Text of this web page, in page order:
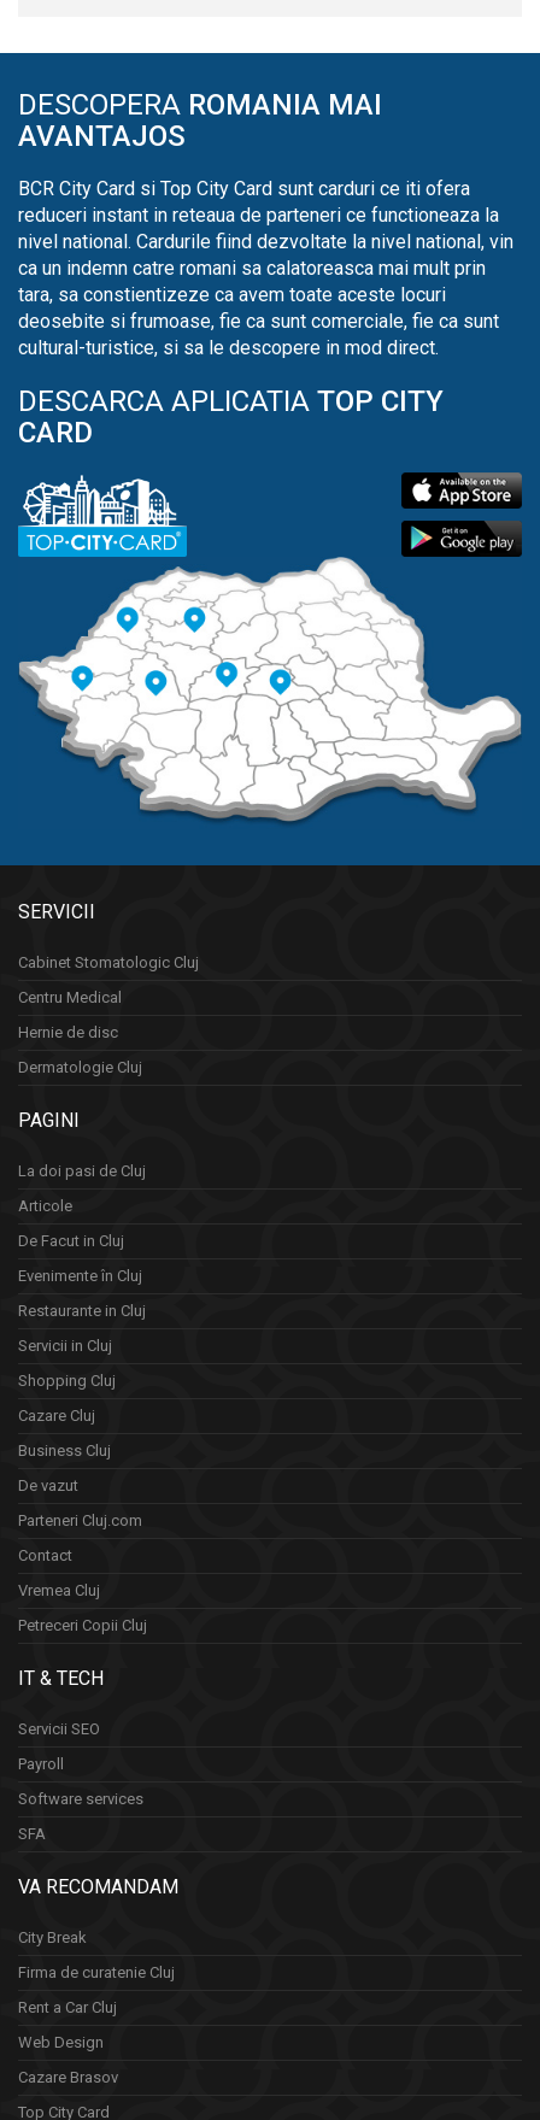
DESCOPERA ROMANIA MAI
AVANTAJOS
BCR City Card si Top City Card sunt carduri ce iti ofera
reduceri instant in reteaua de parteneri ce functioneaza la
nivel national. Cardurile fiind dezvoltate la nivel national, vin
ca un indemn catre romani sa calatoreasca mai mult prin
tara, sa constientizeze ca avem toate aceste locuri
deosebite si frumoase, fie ca sunt comerciale, fie ca sunt
cultural-turistice, si sa le descopere in mod direct.
DESCARCA APLICATIA TOP CITY
CARD
SERVICII
Cabinet Stomatologic Cluj
Centru Medical
Hernie de disc
Dermatologie Cluj
PAGINI
La doi pasi de Cluj
Articole
De Facut in Cluj
Evenimente în Cluj
Restaurante in Cluj
Servicii in Cluj
Shopping Cluj
Cazare Cluj
Business Cluj
De vazut
Parteneri Cluj.com
Contact
Vremea Cluj
Petreceri Copii Cluj
IT & TECH
Servicii SEO
Payroll
Software services
SFA
VA RECOMANDAM
City Break
Firma de curatenie Cluj
Rent a Car Cluj
Web Design
Cazare Brasov
Top City Card